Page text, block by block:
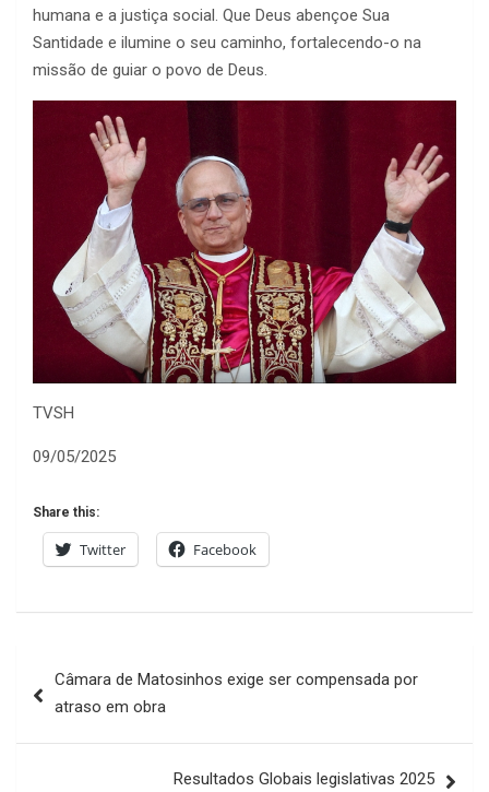
humana e a justiça social. Que Deus abençoe Sua
Santidade e ilumine o seu caminho, fortalecendo-o na
missão de guiar o povo de Deus.
TVSH
09/05/2025
Share this:
Twitter Facebook
de
Câmara de Matosinhos exige ser compensada por
atraso em obra
Resultados Globais legislativas 2025